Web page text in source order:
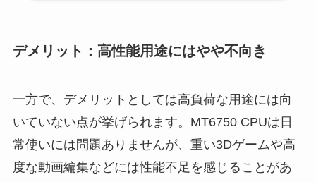
デメリット：高性能用途にはやや不向き
一方で、デメリットとしては高負荷な用途には向
いていない点が挙げられます。MT6750 CPUは日
常使いには問題ありませんが、重い3Dゲームや高
度な動画編集などには性能不足を感じることがあ